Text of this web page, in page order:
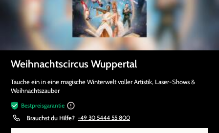
Weihnachtscircus Wuppertal
Tauche ein in eine magische Winterwelt voller Artistik, Laser-Shows &
Weihnachtszauber
Bestpreisgarantie
Brauchst du Hilfe? +49 30 5444 55 800